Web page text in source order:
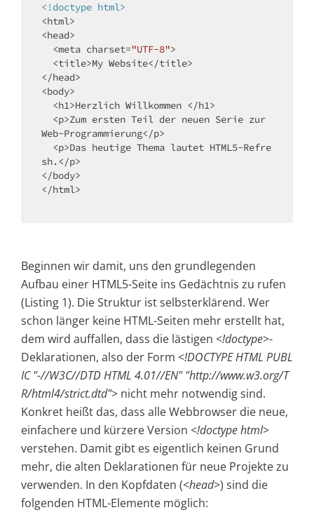
<!doctype html>
<html>
<head>
<meta charset="UTF-8">
<title>My Website</title>
</head>
<body>
<h1>Herzlich Willkommen </h1>
<p>Zum ersten Teil der neuen Serie zur
Web-Programmierung</p>
<p>Das heutige Thema lautet HTML5-Refre
sh.</p>
</body>
</html>
Beginnen wir damit, uns den grundlegenden
Aufbau einer HTML5-Seite ins Gedächtnis zu rufen
(Listing 1). Die Struktur ist selbsterklärend. Wer
schon länger keine HTML-Seiten mehr erstellt hat,
dem wird auffallen, dass die lästigen <!doctype>-
Deklarationen, also der Form <!DOCTYPE HTML PUBL
IC "-//W3C//DTD HTML 4.01//EN" "http://www.w3.org/T
R/html4/strict.dtd"> nicht mehr notwendig sind.
Konkret heißt das, dass alle Webbrowser die neue,
einfachere und kürzere Version <!doctype html>
verstehen. Damit gibt es eigentlich keinen Grund
mehr, die alten Deklarationen für neue Projekte zu
verwenden. In den Kopfdaten (<head>) sind die
folgenden HTML-Elemente möglich: